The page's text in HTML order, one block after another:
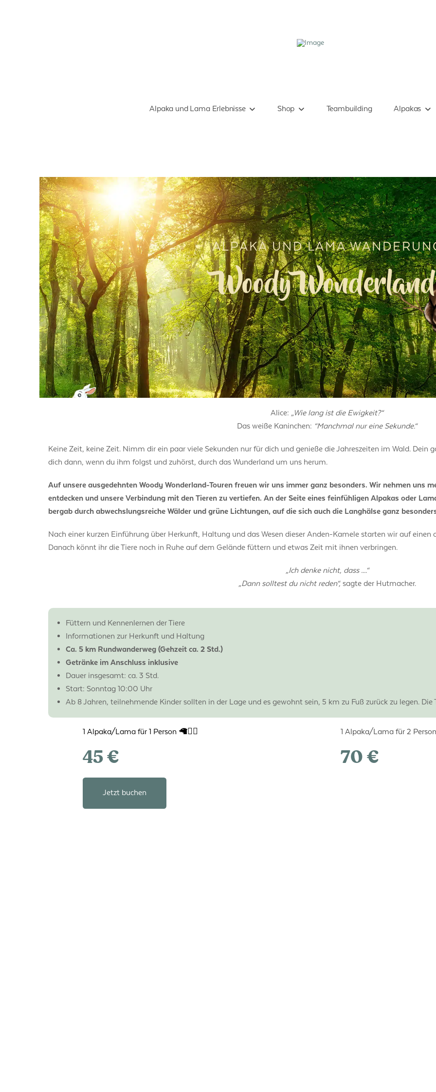
Alpaka und Lama Erlebnisse Shop Teambuilding Alpakas
ALPAKA UND LAMA
Woody Wonderland
Alice: „Wie lang ist die Ewigkeit?“
Das weiße Kaninchen: “Manchmal nur eine Sekunde.“
Keine Zeit, keine Zeit. Nimm dir ein paar viele Sekunden nur für dich und genieße die Jahreszeiten im Wald. Dein
dich dann, wenn du ihm folgst und zuhörst, durch das Wunderland um uns herum.
Auf unsere ausgedehnten Woody Wonderland-Touren freuen wir uns immer ganz besonders. Wir nehmen uns
entdecken und unsere Verbindung mit den Tieren zu vertiefen. An der Seite eines feinfühligen Alpakas oder
bergab durch abwechslungsreiche Wälder und grüne Lichtungen, auf die sich auch die Langhälse ganz
Nach einer kurzen Einführung über Herkunft, Haltung und das Wesen dieser Anden-Kamele starten wir auf einen
Danach könnt ihr die Tiere noch in Ruhe auf dem Gelände füttern und etwas Zeit mit ihnen verbringen.
„Ich denke nicht, dass ....“
„Dann solltest du nicht reden“,sagte der Hutmacher.
Füttern und Kennenlernen der Tiere
Informationen zur Herkunft und Haltung
Ca. 5 km Rundwanderweg (Gehzeit ca. 2 Std.)
Getränke im Anschluss inklusive
Dauer insgesamt: ca. 3 Std.
Start: Sonntag 10:00 Uhr
Ab 8 Jahren, teilnehmende Kinder sollten in der Lage und es gewohnt sein, 5 km zu Fuß zurück zu legen.
1 Alpaka/Lama für 1 Person 🦙🚶‍♀️
45 €
Jetzt buchen
1 Alpaka/Lama für 2
70 €